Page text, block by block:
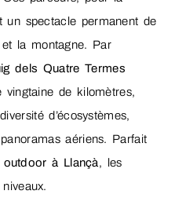
un spectacle permanent de
la montagne. Par
dels Quatre Termes
vingtaine de kilomètres,
d’écosystèmes,
aériens. Parfait
outdoor à Llançà, les